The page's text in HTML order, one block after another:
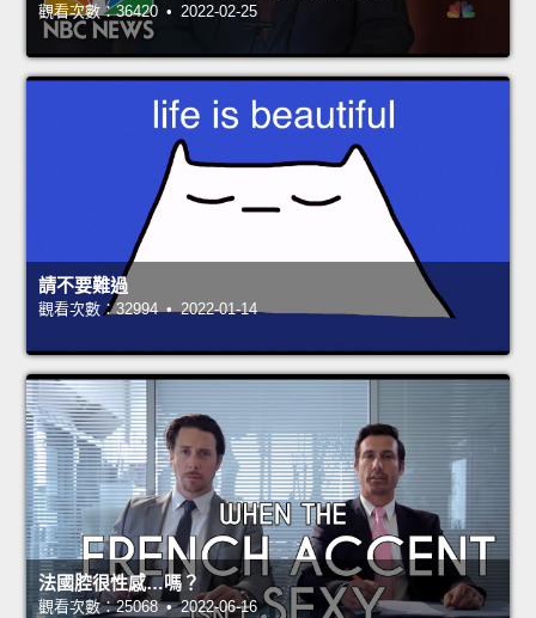
觀看次數：36420 • 2022-02-25
請不要難過
觀看次數：32994 • 2022-01-14
法國腔很性感…嗎？
觀看次數：25068 • 2022-06-16